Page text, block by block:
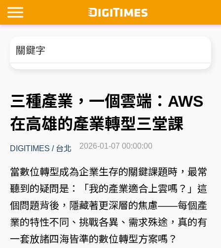
三種產業，一個雲端：AWS
在高雄的產業轉型三堂課
DIGITIMES / 台北 2026-01-07 00:00:00
當數位轉型成為企業生存的關鍵課題時，最常
聽到的疑問是：「我的產業適合上雲嗎？」這
個問題背後，隱藏著更深層的焦慮——每個產
業的特性不同、挑戰各異、需求殊途，真的有
一套放諸四海皆準的數位轉型方案嗎？
關鍵字